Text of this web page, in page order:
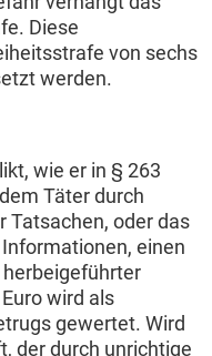
Diese
von sechs
werden.
wie er in § 263
Täter durch
Tatsachen, oder das
einen
wird als
gewertet. Wird
der durch unrichtige